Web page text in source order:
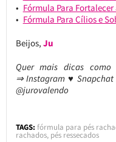
Fórmula Para Fortalecer
Fórmula Para Cílios e
Beijos, Ju
Quer mais dicas como
⇒ Instagram ♥
@jurovalendo
TAGS: fórmula para pés
rachados, pés ressecados